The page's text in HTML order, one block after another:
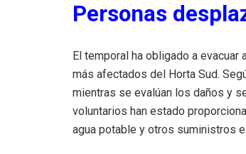
Personas
El temporal ha obligado a
más afectados del Horta Sud.
mientras se evalúan los daños y
voluntarios han estado
agua potable y otros suministros